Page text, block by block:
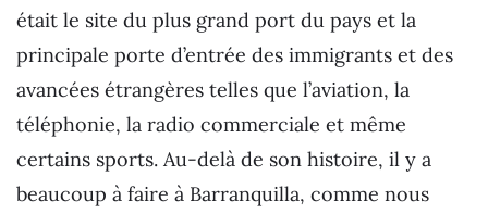
était le site du plus grand port du pays et la
principale porte d’entrée des immigrants et des
avancées étrangères telles que l’aviation, la
téléphonie, la radio commerciale et même
certains sports. Au-delà de son histoire, il y a
beaucoup à faire à Barranquilla, comme nous